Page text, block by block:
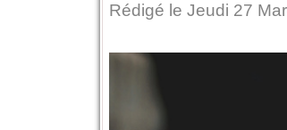
Rédigé le Jeudi 27